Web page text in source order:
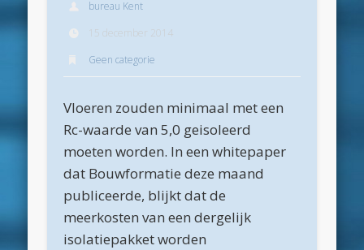
Archieven
juni 2026
mei 2026
april 2026
maart 2026
februari 2026
januari 2026
bureau Kent
15 december 2014
Geen categorie
Vloeren zouden minimaal met een
Rc-waarde van 5,0 geisoleerd
moeten worden. In een whitepaper
dat Bouwformatie deze maand
publiceerde, blijkt dat de
meerkosten van een dergelijk
isolatiepakket worden